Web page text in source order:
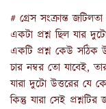
# গ্রেস সংক্রান্ত
একটা প্রশ্ন ছিল যার
একটি প্রশ্ন কেউ সঠিক
চার নম্বর তো যাবেই,
যারা দুটো উত্তরের যে
কিন্তু যারা সেই